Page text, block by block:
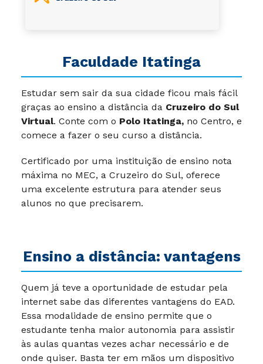
Faculdade Itatinga
Estudar sem sair da sua cidade ficou mais fácil
graças ao ensino a distância da Cruzeiro do Sul
Virtual. Conte com o Polo Itatinga, no Centro, e
comece a fazer o seu curso a distância.
Certificado por uma instituição de ensino nota
máxima no MEC, a Cruzeiro do Sul, oferece
uma excelente estrutura para atender seus
alunos no que precisarem.
Ensino a distância: vantagens
Quem já teve a oportunidade de estudar pela
internet sabe das diferentes vantagens do EAD.
Essa modalidade de ensino permite que o
estudante tenha maior autonomia para assistir
às aulas quantas vezes achar necessário e de
onde quiser. Basta ter em mãos um dispositivo